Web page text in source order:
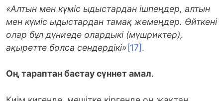
«Алтын мен күміс ыдыстардан ішпеңдер, алтын
мен күміс ыдыстардан тамақ жемеңдер. Өйткені
олар бұл дүниеде олардыкі (мүшриктер),
ақыретте болса сендердікі» [17].
Оң тараптан бастау сүннет амал.